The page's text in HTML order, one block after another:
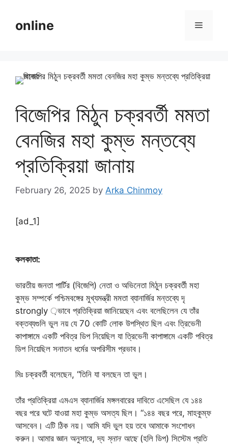
contentonline Menu
বিজেপির মিঠুন চক্রবর্তী মমতা
বেনজির মহা কুম্ভ মন্তব্যে
প্রতিক্রিয়া জানায়
February 26, 2025 by Arka Chinmoy
[ad_1]
কলকাতা:
ভারতীয় জনতা পার্টির (বিজেপি) নেতা ও অভিনেতা মিঠুন চক্রবর্তী মহা
কুম্ভ সম্পর্কে পশ্চিমবঙ্গের মুখ্যমন্ত্রী মমতা ব্যানার্জির মন্তব্যে দৃ
strongly ়ভাবে প্রতিক্রিয়া জানিয়েছেন এবং বলেছিলেন যে তাঁর
বক্তব্যগুলি ভুল নয় যে 70 কোটি লোক উপস্থিত ছিল এবং ত্রিভেনী
কাপাঙ্গামে একটি পবিত্র ডিপ নিয়েছিল যা ত্রিভেনী কাপাঙ্গামে একটি পবিত্র
ডিপ নিয়েছিল সনাতন ধর্মের অপরিসীম প্রভাব।
মিঃ চক্রবর্তী বলেছেন, “তিনি যা বলছেন তা ভুল।
তাঁর প্রতিক্রিয়া এমএস ব্যানার্জির মঙ্গলবারের দাবিতে এসেছিল যে ১৪৪
বছর পরে ঘটে যাওয়া মহা কুম্ভ অসত্য ছিল। “১৪৪ বছর পরে, মাহকুম্ফ
আসবেন। এটি ঠিক নয়। আমি যদি ভুল হয় তবে আমাকে সংশোধন
করুন। আমার জ্ঞান অনুসারে, দ্য স্নান আছে (হলি ডিপ) সিস্টেম প্রতি